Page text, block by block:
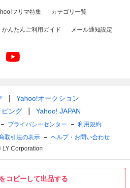
コピーして出品する
フリマ特集 カテゴリ一覧
かんたんご利用ガイド メール通知設定
Yahoo!オークション
ング
Yahoo! JAPAN
プライバシーセンター
利用規約
取引法の表示
ヘルプ・お問い合わせ
LY Corporation